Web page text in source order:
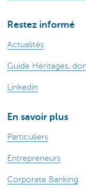
Restez informé
Actualités
Guide Héritages,
Linkedin
En savoir plus
Particuliers
Entrepreneurs
Corporate Banking